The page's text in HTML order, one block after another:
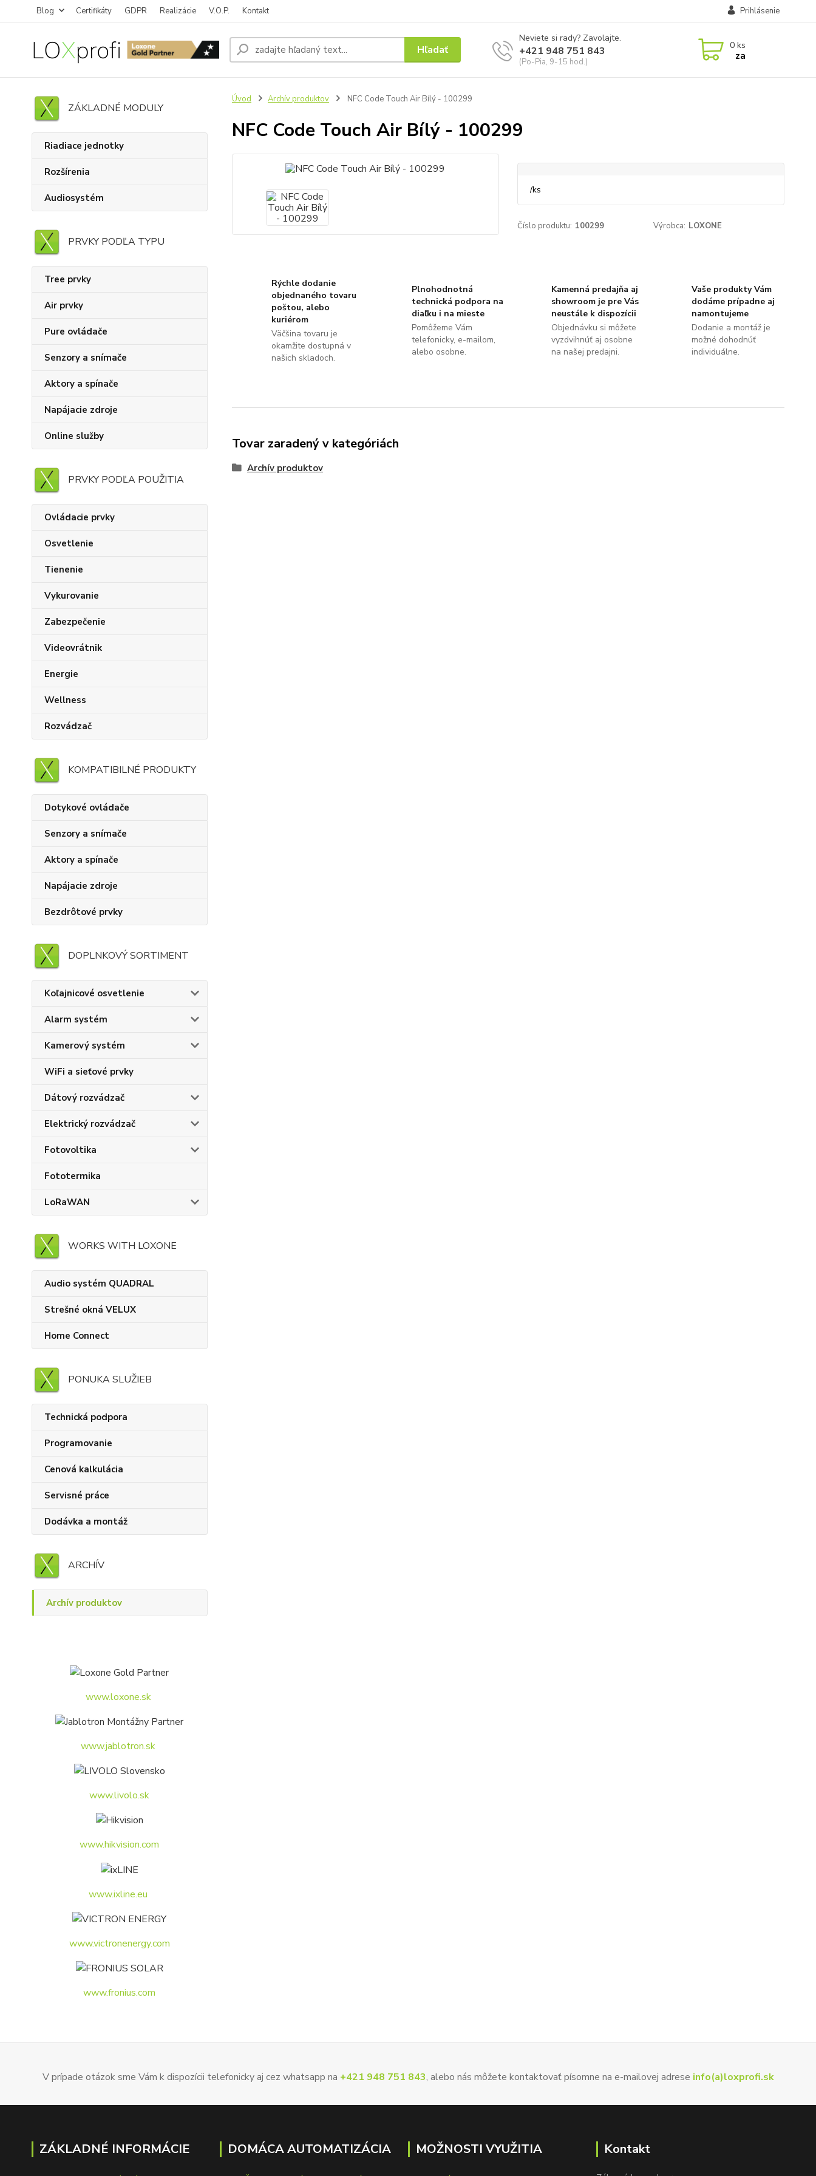
Blog Certifikáty GDPR Realizácie V.O.P. Kontakt Prihlásenie
Hľadať
Neviete si rady? Zavolajte.
+421 948 751 843
(Po-Pia, 9-15 hod.)
0 ks
za
ZÁKLADNÉ MODULY
Riadiace jednotky
Rozšírenia
Audiosystém
PRVKY PODĽA TYPU
Tree prvky
Air prvky
Pure ovládače
Senzory a snímače
Aktory a spínače
Napájacie zdroje
Online služby
PRVKY PODĽA POUŽITIA
Ovládacie prvky
Osvetlenie
Tienenie
Vykurovanie
Zabezpečenie
Videovrátnik
Energie
Wellness
Rozvádzač
KOMPATIBILNÉ PRODUKTY
Dotykové ovládače
Senzory a snímače
Aktory a spínače
Napájacie zdroje
Bezdrôtové prvky
DOPLNKOVÝ SORTIMENT
Koľajnicové osvetlenie
Alarm systém
Kamerový systém
WiFi a sieťové prvky
Dátový rozvádzač
Elektrický rozvádzač
Fotovoltika
Fototermika
LoRaWAN
WORKS WITH LOXONE
Audio systém QUADRAL
Strešné okná VELUX
Home Connect
PONUKA SLUŽIEB
Technická podpora
Programovanie
Cenová kalkulácia
Servisné práce
Dodávka a montáž
ARCHÍV
Archív produktov
www.loxone.sk
www.jablotron.sk
www.livolo.sk
www.hikvision.com
www.ixline.eu
www.victronenergy.com
www.fronius.com
Úvod Archív produktov NFC Code Touch Air Bílý - 100299
NFC Code Touch Air Bílý - 100299
/ks
Číslo produktu: 100299 Výrobca: LOXONE
Rýchle dodanie
objednaného tovaru
poštou, alebo
kuriérom
Väčšina tovaru je
okamžite dostupná v
našich skladoch.
Plnohodnotná
technická podpora na
diaľku i na mieste
Pomôžeme Vám
telefonicky, e-mailom,
alebo osobne.
Kamenná predajňa aj
showroom je pre Vás
neustále k dispozícii
Objednávku si môžete
vyzdvihnúť aj osobne
na našej predajni.
Vaše produkty Vám
dodáme prípadne aj
namontujeme
Dodanie a montáž je
možné dohodnúť
individuálne.
Tovar zaradený v kategóriách
Archív produktov
V prípade otázok sme Vám k dispozícii telefonicky aj cez whatsapp na +421 948 751 843, alebo nás môžete kontaktovať písomne na e-mailovej adrese info(a)loxprofi.sk
ZÁKLADNÉ INFORMÁCIE DOMÁCA AUTOMATIZÁCIA MOŽNOSTI VYUŽITIA Kontakt